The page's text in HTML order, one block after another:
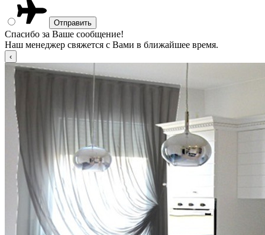
Спасибо за Ваше сообщение!
Наш менеджер свяжется с Вами в ближайшее время.